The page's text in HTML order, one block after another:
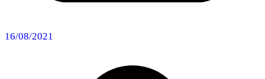
16/08/2021